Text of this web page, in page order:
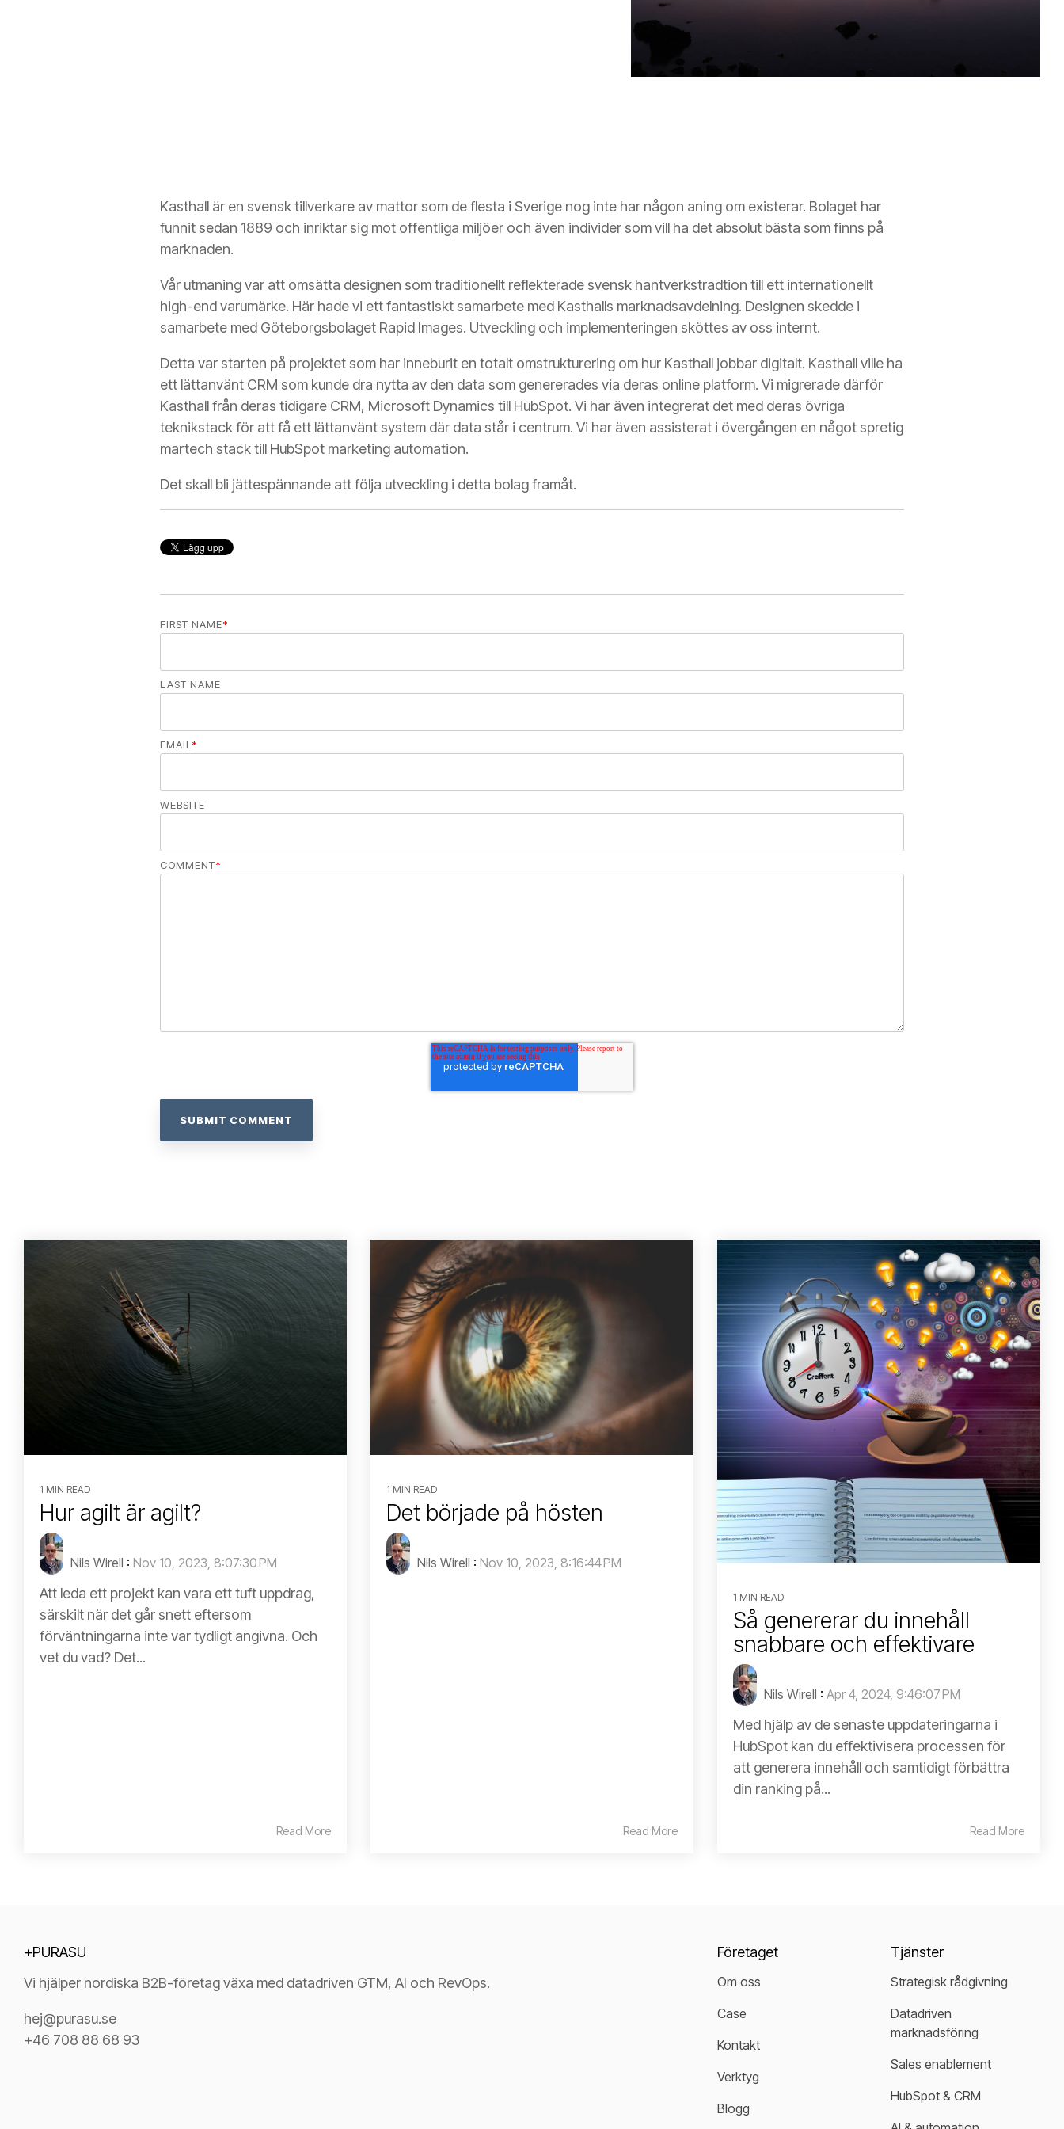
Kasthall är en svensk tillverkare av mattor som de flesta i Sverige nog inte har någon aning om existerar. Bolaget har
funnit sedan 1889 och inriktar sig mot offentliga miljöer och även individer som vill ha det absolut bästa som finns på
marknaden.
Vår utmaning var att omsätta designen som traditionellt reflekterade svensk hantverkstradtion till ett internationellt
high-end varumärke. Här hade vi ett fantastiskt samarbete med Kasthalls marknadsavdelning. Designen skedde i
samarbete med Göteborgsbolaget Rapid Images. Utveckling och implementeringen sköttes av oss internt.
Detta var starten på projektet som har inneburit en totalt omstrukturering om hur Kasthall jobbar digitalt. Kasthall ville ha
ett lättanvänt CRM som kunde dra nytta av den data som genererades via deras online platform. Vi migrerade därför
Kasthall från deras tidigare CRM, Microsoft Dynamics till HubSpot. Vi har även integrerat det med deras övriga
teknikstack för att få ett lättanvänt system där data står i centrum. Vi har även assisterat i övergången en något spretig
martech stack till HubSpot marketing automation.
Det skall bli jättespännande att följa utveckling i detta bolag framåt.
FIRST NAME*
LAST NAME
EMAIL *
WEBSITE
COMMENT*
1 MIN READ
Hur agilt är agilt?
Nils Wirell : Nov 10, 2023, 8:07:30 PM
Att leda ett projekt kan vara ett tuft uppdrag,
särskilt när det går snett eftersom
förväntningarna inte var tydligt angivna. Och
vet du vad? Det...
Read More
1 MIN READ
Det började på hösten
Nils Wirell : Nov 10, 2023, 8:16:44 PM
Read More
1 MIN READ
Så genererar du innehåll
snabbare och effektivare
Nils Wirell : Apr 4, 2024, 9:46:07 PM
Med hjälp av de senaste uppdateringarna i
HubSpot kan du effektivisera processen för
att generera innehåll och samtidigt förbättra
din ranking på...
Read More
+PURASU
Vi hjälper nordiska B2B-företag växa med datadriven GTM, AI och RevOps.
hej@purasu.se
+46 708 88 68 93
Företaget
Om oss
Case
Kontakt
Verktyg
Blogg
Tjänster
Strategisk rådgivning
Datadriven
marknadsföring
Sales enablement
HubSpot & CRM